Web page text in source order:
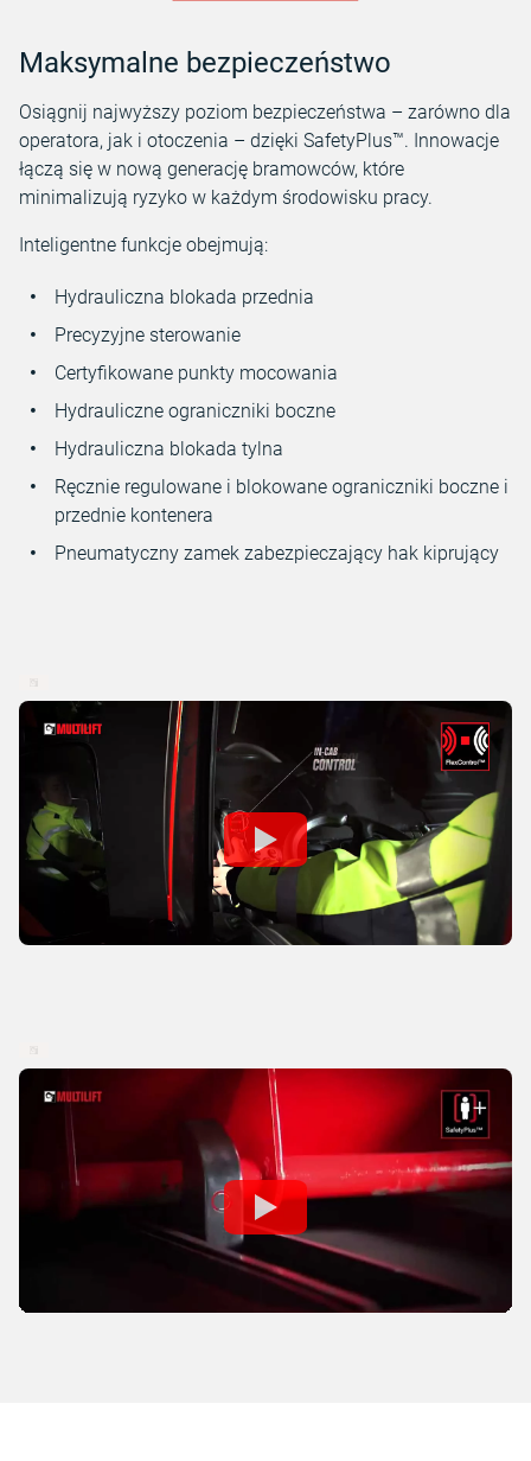
Maksymalne bezpieczeństwo
Osiągnij najwyższy poziom bezpieczeństwa – zarówno dla
operatora, jak i otoczenia – dzięki SafetyPlus™. Innowacje
łączą się w nową generację bramowców, które
minimalizują ryzyko w każdym środowisku pracy.
Inteligentne funkcje obejmują:
Hydrauliczna blokada przednia
Precyzyjne sterowanie
Certyfikowane punkty mocowania
Hydrauliczne ograniczniki boczne
Hydrauliczna blokada tylna
Ręcznie regulowane i blokowane ograniczniki boczne i
przednie kontenera
Pneumatyczny zamek zabezpieczający hak kiprujący